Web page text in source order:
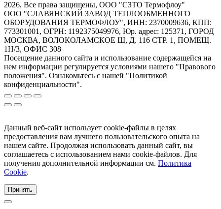
2026, Все права защищены, ООО "СЗТО Термофлоу"
ООО "СЛАВЯНСКИЙ ЗАВОД ТЕПЛООБМЕННОГО
ОБОРУДОВАНИЯ ТЕРМОФЛОУ", ИНН: 2370009636, КПП:
773301001, ОГРН: 1192375049976, Юр. адрес: 125371, ГОРОД
МОСКВА, ВОЛОКОЛАМСКОЕ Ш, Д. 116 СТР. 1, ПОМЕЩ.
1Н/3, ОФИС 308
Посещение данного сайта и использование содержащейся на
нем информации регулируется условиями нашего "Правового
положения". Ознакомьтесь с нашей "Политикой
конфиденциальности".
Данный веб-сайт использует cookie-файлы в целях
предоставления вам лучшего пользовательского опыта на
нашем сайте. Продолжая использовать данный сайт, вы
соглашаетесь с использованием нами cookie-файлов. Для
получения дополнительной информации см. Политика
Cookie.
Принять